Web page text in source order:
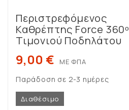
Περιστρεφόμενος
Καθρέπτης Force 360ᵒ
Τιμονιού Ποδηλάτου
9,00 € ΜΕ ΦΠΑ
Παράδοση σε 2-3 ημέρες
Διαθέσιμο